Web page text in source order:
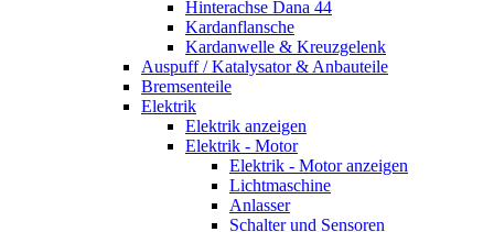
Hinterachse Dana 44
Kardanflansche
Kardanwelle & Kreuzgelenk
Auspuff / Katalysator & Anbauteile
Bremsenteile
Elektrik
Elektrik anzeigen
Elektrik - Motor
Elektrik - Motor anzeigen
Lichtmaschine
Anlasser
Schalter und Sensoren